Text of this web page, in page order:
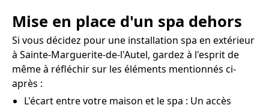
Mise en place d'un spa dehors
Si vous décidez pour une installation spa en extérieur
à Sainte-Marguerite-de-l'Autel, gardez à l'esprit de
même à réfléchir sur les éléments mentionnés ci-
après :
L'écart entre votre maison et le spa : Un accès